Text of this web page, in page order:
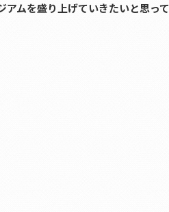
アムを盛り上げていきたいと思って